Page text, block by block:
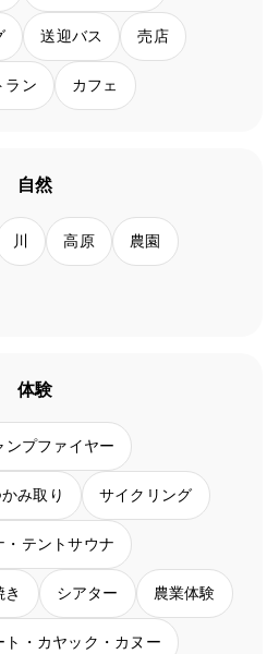
送迎バス 売店
ラン カフェ
自然
川 高原 農園
体験
ンプファイヤー
み取り サイクリング
・テントサウナ
き シアター 農業体験
ト・カヤック・カヌー